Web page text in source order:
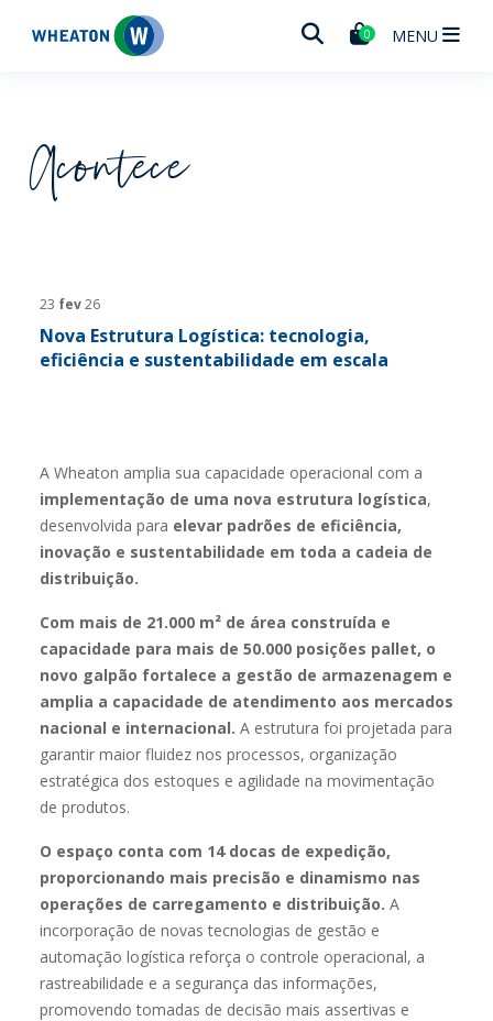
Wheaton 0 MENU
Acontece
23 fev26
Nova Estrutura Logística: tecnologia,
eficiência e sustentabilidade em escala
A Wheaton amplia sua capacidade operacional com a
implementação de uma nova estrutura logística,
desenvolvida para elevar padrões de eficiência,
inovação e sustentabilidade em toda a cadeia de
distribuição.
Com mais de 21.000 m² de área construída e
capacidade para mais de 50.000 posições pallet, o
novo galpão fortalece a gestão de armazenagem e
amplia a capacidade de atendimento aos mercados
nacional e internacional. A estrutura foi projetada para
garantir maior fluidez nos processos, organização
estratégica dos estoques e agilidade na movimentação
de produtos.
O espaço conta com 14 docas de expedição,
proporcionando mais precisão e dinamismo nas
operações de carregamento e distribuição. A
incorporação de novas tecnologias de gestão e
automação logística reforça o controle operacional, a
rastreabilidade e a segurança das informações,
promovendo tomadas de decisão mais assertivas e